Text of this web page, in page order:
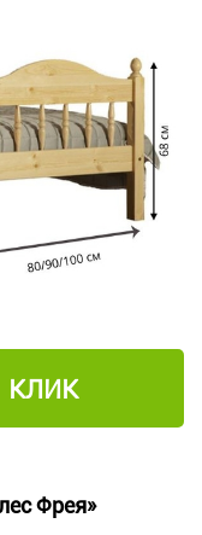
клик
Фрея»